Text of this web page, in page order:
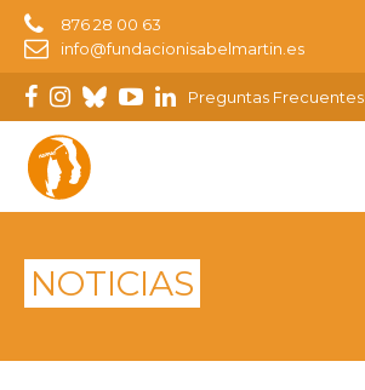
876 28 00 63
info@fundacionisabelmartin.es
Preguntas Frecuentes
NOTICIAS